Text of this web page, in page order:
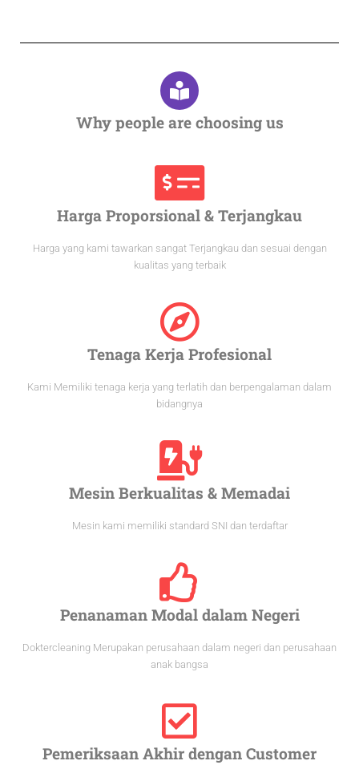
Why people are choosing us
Harga Proporsional & Terjangkau
Harga yang kami tawarkan sangat Terjangkau dan sesuai dengan
kualitas yang terbaik
Tenaga Kerja Profesional
Kami Memiliki tenaga kerja yang terlatih dan berpengalaman dalam
bidangnya
Mesin Berkualitas & Memadai
Mesin kami memiliki standard SNI dan terdaftar
Penanaman Modal dalam Negeri
Doktercleaning Merupakan perusahaan dalam negeri dan perusahaan
anak bangsa
Pemeriksaan Akhir dengan Customer